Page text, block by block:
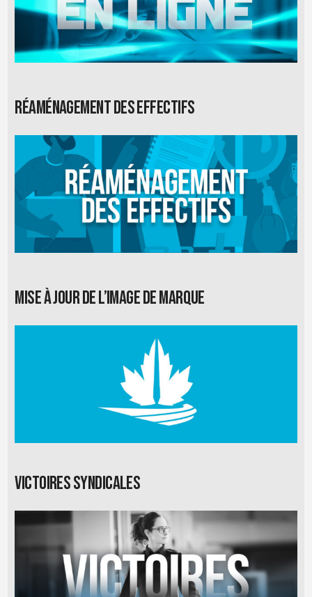
Réaménagement des effectifs
Mise à jour de l’image de marque
Victoires syndicales